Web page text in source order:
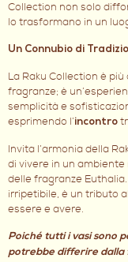
Collection non solo
lo trasformano in un
Un Connubio di
La Raku Collection è
fragranze; è
semplicità e
esprimendo l’incontro
Invita l’armonia della
di vivere in un
delle fragranze
irripetibile, è un tributo
essere e avere.
Poiché tutti i vasi sono
potrebbe differire dalla